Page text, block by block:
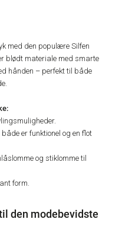
med den populære Silfen
blødt materiale med smarte
hånden – perfekt til både
er funktionel og en flot
og stiklomme til
form.
den modebevidste